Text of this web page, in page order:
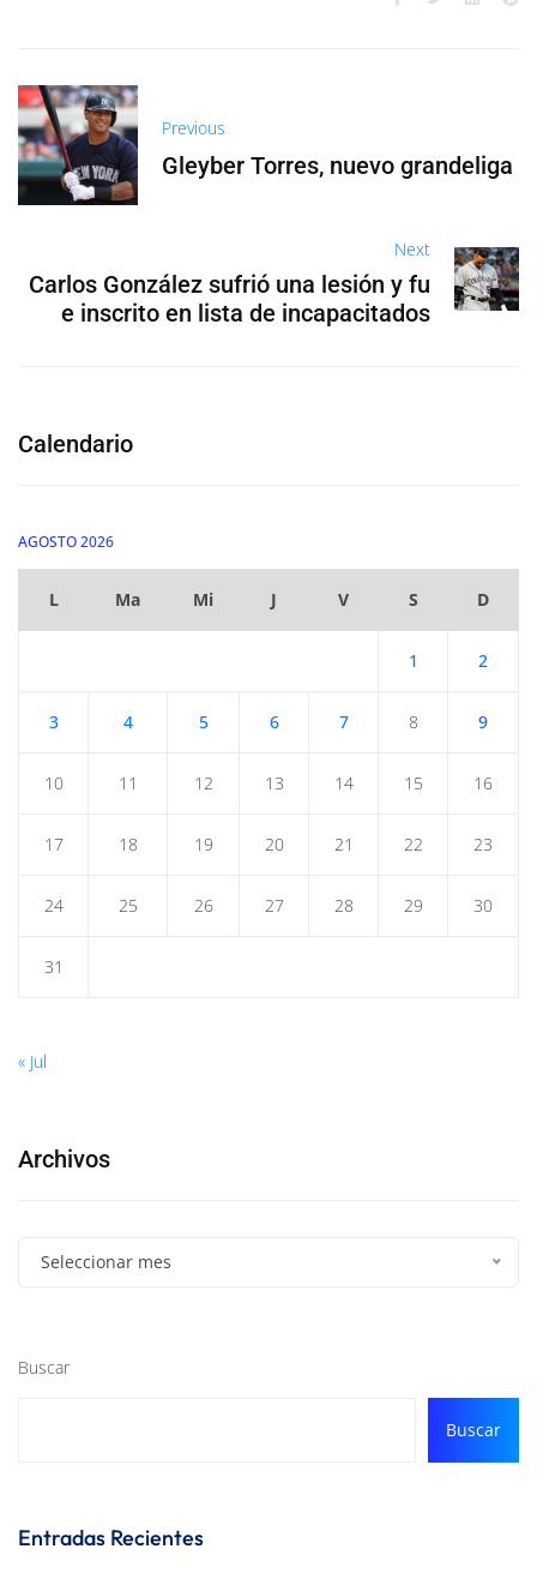
Previous
Gleyber Torres, nuevo grandeliga
Next
Carlos González sufrió una lesión y fu
e inscrito en lista de incapacitados
Calendario
AGOSTO 2026
L Ma Mi J V S D
1 2
3 4 5 6 7 8 9
10 11 12 13 14 15 16
17 18 19 20 21 22 23
24 25 26 27 28 29 30
31
« Jul
Archivos
Seleccionar mes
Buscar
Buscar
Entradas Recientes